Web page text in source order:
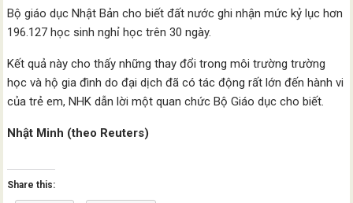
Bộ giáo dục Nhật Bản cho biết đất nước ghi nhận mức kỷ lục hơn
196.127 học sinh nghỉ học trên 30 ngày.
Kết quả này cho thấy những thay đổi trong môi trường trường
học và hộ gia đình do đại dịch đã có tác động rất lớn đến hành vi
của trẻ em, NHK dẫn lời một quan chức Bộ Giáo dục cho biết.
Nhật Minh (theo Reuters)
Share this: